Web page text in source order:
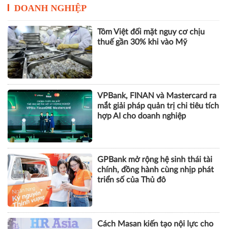
DOANH NGHIỆP
Tôm Việt đối mặt nguy cơ chịu
thuế gần 30% khi vào Mỹ
VPBank, FINAN và Mastercard ra
mắt giải pháp quản trị chi tiêu tích
hợp AI cho doanh nghiệp
GPBank mở rộng hệ sinh thái tài
chính, đồng hành cùng nhịp phát
triển số của Thủ đô
Cách Masan kiến tạo nội lực cho